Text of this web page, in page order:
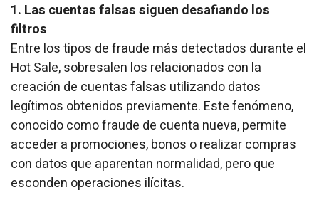
1. Las cuentas falsas siguen desafiando los
filtros
Entre los tipos de fraude más detectados durante el
Hot Sale, sobresalen los relacionados con la
creación de cuentas falsas utilizando datos
legítimos obtenidos previamente. Este fenómeno,
conocido como fraude de cuenta nueva, permite
acceder a promociones, bonos o realizar compras
con datos que aparentan normalidad, pero que
esconden operaciones ilícitas.